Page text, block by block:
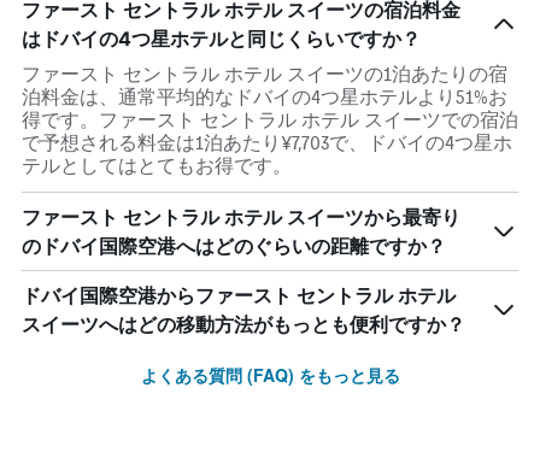
ファースト セントラル ホテル スイーツの宿泊料金
はドバイの4つ星ホテルと同じくらいですか？
ファースト セントラル ホテル スイーツの1泊あたりの宿
泊料金は、通常平均的なドバイの4つ星ホテルより51%お
得です。ファースト セントラル ホテル スイーツでの宿泊
で予想される料金は1泊あたり¥7,703で、ドバイの4つ星ホ
テルとしてはとてもお得です。
ファースト セントラル ホテル スイーツから最寄り
のドバイ国際空港へはどのぐらいの距離ですか？
ドバイ国際空港からファースト セントラル ホテル
スイーツへはどの移動方法がもっとも便利ですか？
よくある質問 (FAQ) をもっと見る